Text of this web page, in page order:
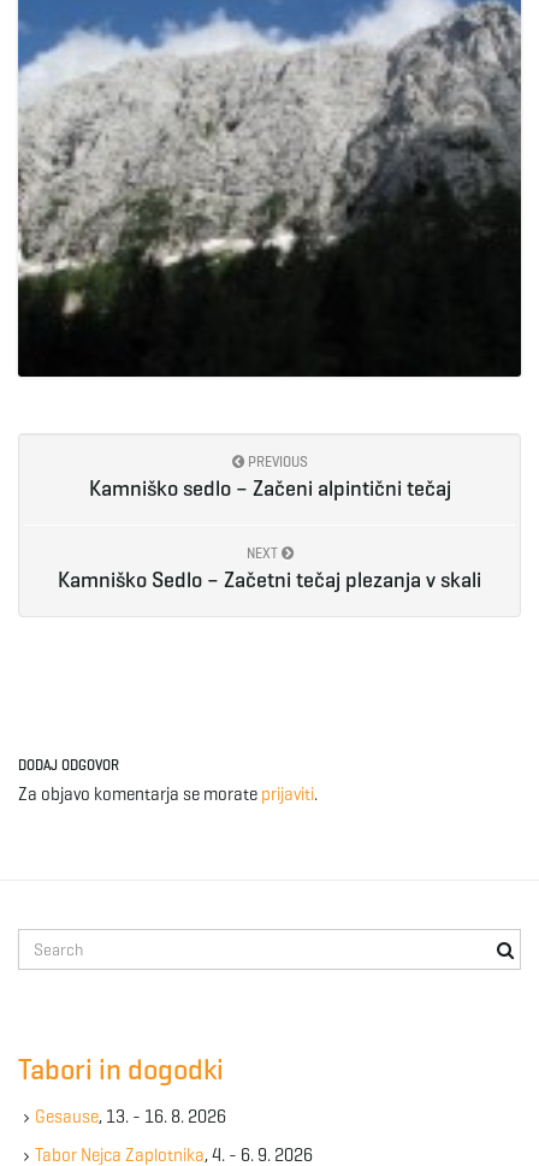
PREVIOUS
Kamniško sedlo – Začeni alpintični tečaj
NEXT
Kamniško Sedlo – Začetni tečaj plezanja v skali
DODAJ ODGOVOR
Za objavo komentarja se morate prijaviti.
e
e
y
Tabori in dogodki
Gesause, 13. - 16. 8. 2026
Tabor Nejca Zaplotnika, 4. - 6. 9. 2026